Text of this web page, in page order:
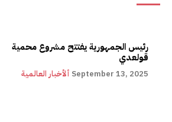
رئيس الجمهورية يفتتح مشروع محمية
قولعدي
ألأخبار العالمية September 13, 2025